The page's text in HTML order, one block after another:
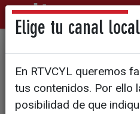
Los guías
recorrido
Elige tu canal
En RTVCYL queremos
tus contenidos. Por ello
posibilidad de que